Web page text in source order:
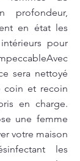
profondeur,
en état les
pour
sera nettoyé
coin et recoin
en charge.
une femme
votre maison
les